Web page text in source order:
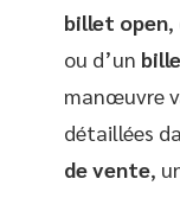
billet open,
ou d’un
manœuvre
détaillées
de vente,